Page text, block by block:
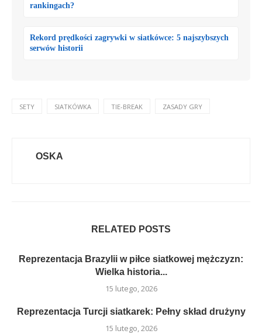
rankingach?
Rekord prędkości zagrywki w siatkówce: 5 najszybszych
serwów historii
SETY SIATKÓWKA TIE-BREAK ZASADY GRY
OSKA
RELATED POSTS
Reprezentacja Brazylii w piłce siatkowej mężczyzn:
Wielka historia...
15 lutego, 2026
Reprezentacja Turcji siatkarek: Pełny skład drużyny
15 lutego, 2026